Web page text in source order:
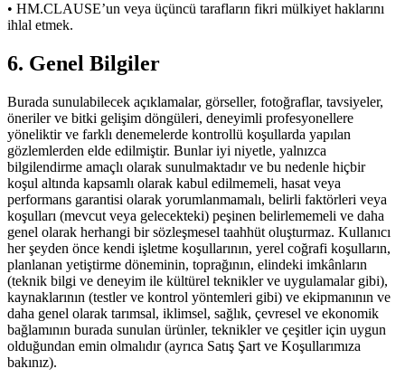
• HM.CLAUSE’un veya üçüncü tarafların fikri mülkiyet haklarını
ihlal etmek.
6. Genel Bilgiler
Burada sunulabilecek açıklamalar, görseller, fotoğraflar, tavsiyeler,
öneriler ve bitki gelişim döngüleri, deneyimli profesyonellere
yöneliktir ve farklı denemelerde kontrollü koşullarda yapılan
gözlemlerden elde edilmiştir. Bunlar iyi niyetle, yalnızca
bilgilendirme amaçlı olarak sunulmaktadır ve bu nedenle hiçbir
koşul altında kapsamlı olarak kabul edilmemeli, hasat veya
performans garantisi olarak yorumlanmamalı, belirli faktörleri veya
koşulları (mevcut veya gelecekteki) peşinen belirlememeli ve daha
genel olarak herhangi bir sözleşmesel taahhüt oluşturmaz. Kullanıcı
her şeyden önce kendi işletme koşullarının, yerel coğrafi koşulların,
planlanan yetiştirme döneminin, toprağının, elindeki imkânların
(teknik bilgi ve deneyim ile kültürel teknikler ve uygulamalar gibi),
kaynaklarının (testler ve kontrol yöntemleri gibi) ve ekipmanının ve
daha genel olarak tarımsal, iklimsel, sağlık, çevresel ve ekonomik
bağlamının burada sunulan ürünler, teknikler ve çeşitler için uygun
olduğundan emin olmalıdır (ayrıca Satış Şart ve Koşullarımıza
bakınız).